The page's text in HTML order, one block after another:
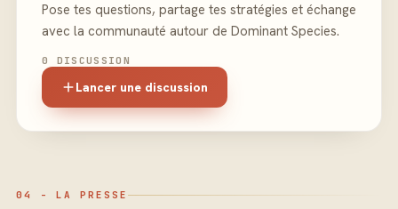
Pose tes questions, partage tes stratégies et échange
avec la communauté autour de Dominant Species.
0 DISCUSSION
Lancer une discussion
04 - LA PRESSE